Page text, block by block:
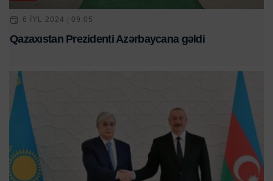
6 IYL 2024 | 09:05
Qazaxıstan Prezidenti Azərbaycana gəldi